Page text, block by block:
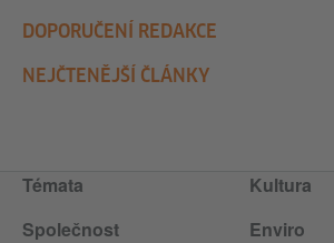
DOPORUČENÍ REDAKCE
NEJČTENĚJŠÍ ČLÁNKY
Témata
Kultura
Společnost
Enviro